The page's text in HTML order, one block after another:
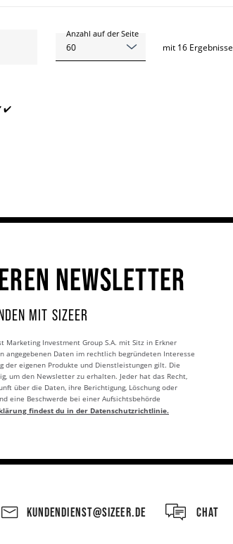
Anzahl auf der Seite
60 mit 16 Ergebnisse
✔️
NEWSLETTER
MIT SIZEER
Marketing Investment Group S.A. mit Sitz in Erkner
angegebenen Daten im rechtlich begründeten Interesse
der eigenen Produkte und Dienstleistungen gilt. Die
um den Newsletter zu erhalten. Jeder hat das Recht,
über die Daten, ihre Berichtigung, Löschung oder
eine Beschwerde bei einer Aufsichtsbehörde
findest du in der Datenschutzrichtlinie.
KUNDENDIENST@SIZEER.DE CHAT